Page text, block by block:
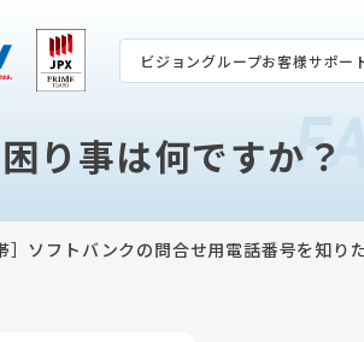
ビジョングループお客様サポー
り事は何ですか？
］ソフトバンクの問合せ用電話番号を知り